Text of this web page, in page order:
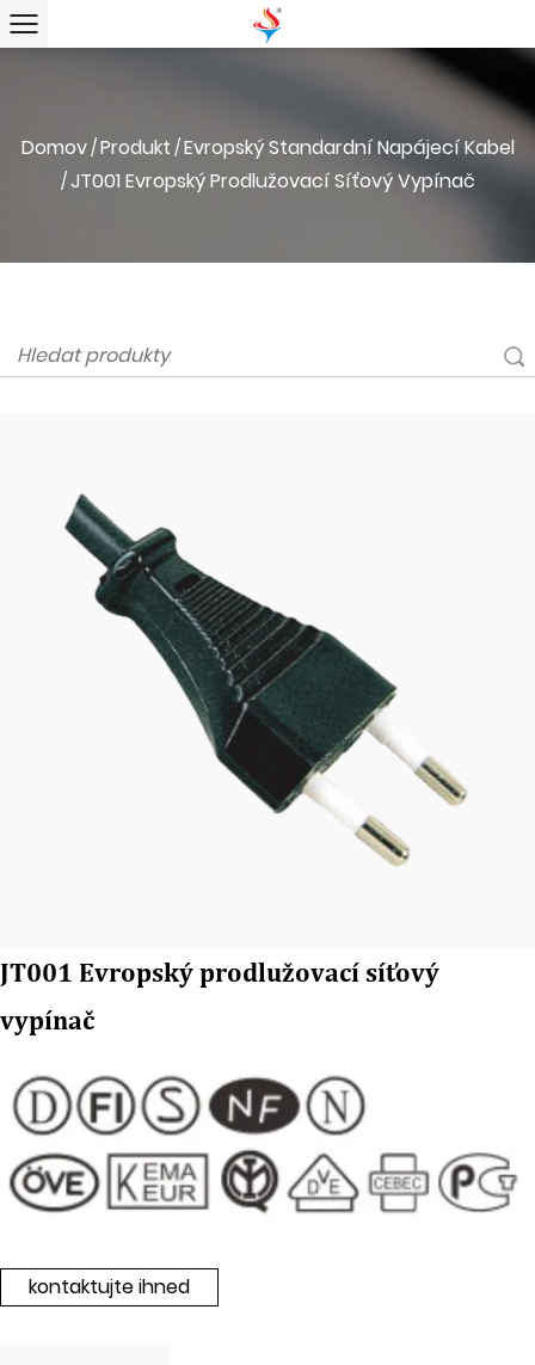
Domov/Produkt /Evropský Standardní Napájecí Kabel
/JT001 Evropský Prodlužovací Síťový Vypínač
JT001 Evropský prodlužovací síťový
vypínač
kontaktujte ihned